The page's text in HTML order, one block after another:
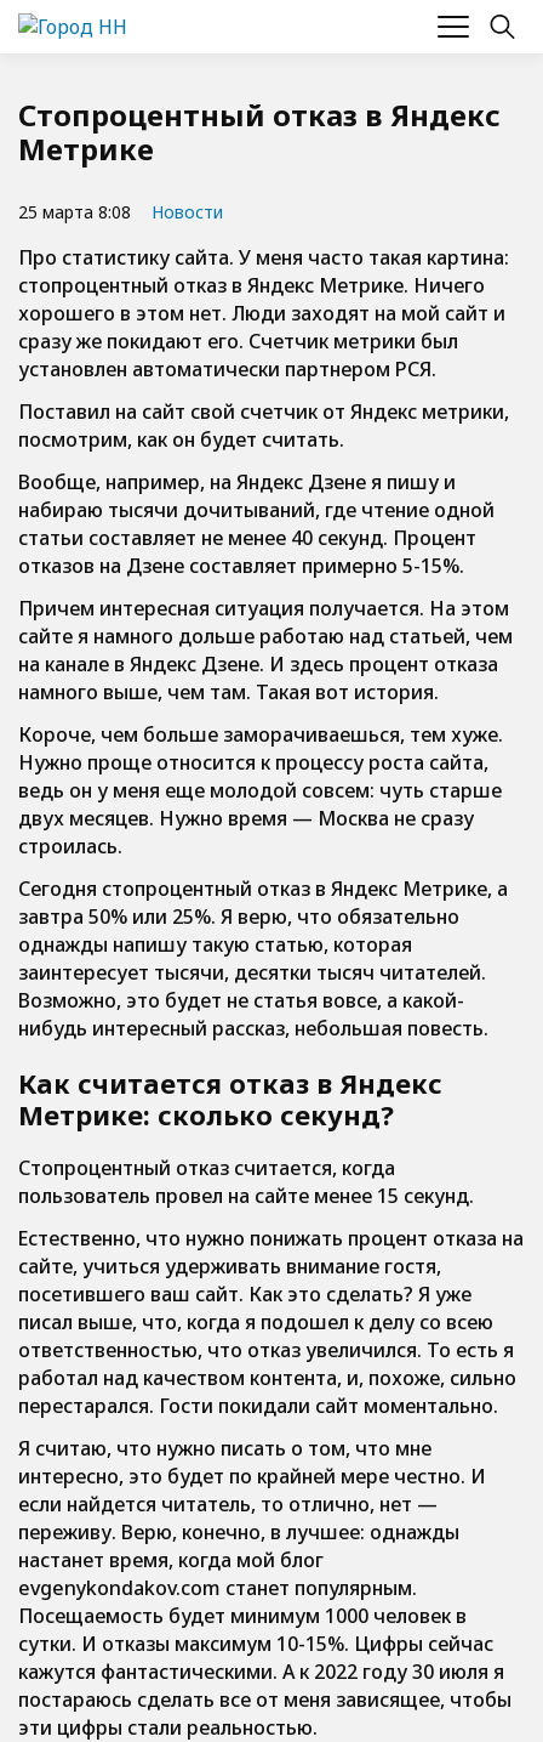
Стопроцентный отказ в Яндекс
Метрике
25 марта 8:08 Новости
Про статистику сайта. У меня часто такая картина:
стопроцентный отказ в Яндекс Метрике. Ничего
хорошего в этом нет. Люди заходят на мой сайт и
сразу же покидают его. Счетчик метрики был
установлен автоматически партнером РСЯ.
Поставил на сайт свой счетчик от Яндекс метрики,
посмотрим, как он будет считать.
Вообще, например, на Яндекс Дзене я пишу и
набираю тысячи дочитываний, где чтение одной
статьи составляет не менее 40 секунд. Процент
отказов на Дзене составляет примерно 5-15%.
Причем интересная ситуация получается. На этом
сайте я намного дольше работаю над статьей, чем
на канале в Яндекс Дзене. И здесь процент отказа
намного выше, чем там. Такая вот история.
Короче, чем больше заморачиваешься, тем хуже.
Нужно проще относится к процессу роста сайта,
ведь он у меня еще молодой совсем: чуть старше
двух месяцев. Нужно время — Москва не сразу
строилась.
Сегодня стопроцентный отказ в Яндекс Метрике, а
завтра 50% или 25%. Я верю, что обязательно
однажды напишу такую статью, которая
заинтересует тысячи, десятки тысяч читателей.
Возможно, это будет не статья вовсе, а какой-
нибудь интересный рассказ, небольшая повесть.
Как считается отказ в Яндекс
Метрике: сколько секунд?
Стопроцентный отказ считается, когда
пользователь провел на сайте менее 15 секунд.
Естественно, что нужно понижать процент отказа на
сайте, учиться удерживать внимание гостя,
посетившего ваш сайт. Как это сделать? Я уже
писал выше, что, когда я подошел к делу со всею
ответственностью, что отказ увеличился. То есть я
работал над качеством контента, и, похоже, сильно
перестарался. Гости покидали сайт моментально.
Я считаю, что нужно писать о том, что мне
интересно, это будет по крайней мере честно. И
если найдется читатель, то отлично, нет —
переживу. Верю, конечно, в лучшее: однажды
настанет время, когда мой блог
evgenykondakov.com станет популярным.
Посещаемость будет минимум 1000 человек в
сутки. И отказы максимум 10-15%. Цифры сейчас
кажутся фантастическими. А к 2022 году 30 июля я
постараюсь сделать все от меня зависящее, чтобы
эти цифры стали реальностью.